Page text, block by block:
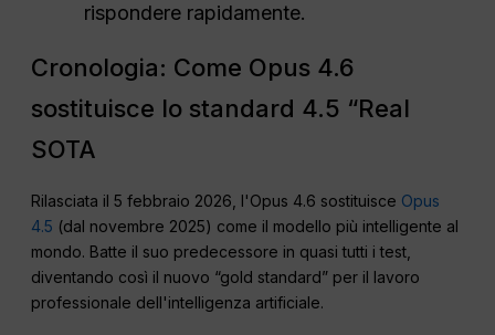
rispondere rapidamente.
Cronologia: Come Opus 4.6
sostituisce lo standard 4.5 “Real
SOTA
Rilasciata il 5 febbraio 2026, l'Opus 4.6 sostituisce Opus
4.5 (dal novembre 2025) come il modello più intelligente al
mondo. Batte il suo predecessore in quasi tutti i test,
diventando così il nuovo “gold standard” per il lavoro
professionale dell'intelligenza artificiale.